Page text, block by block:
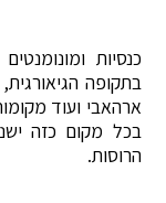
כנסיות
בכל מקום כזה
הרוסות.